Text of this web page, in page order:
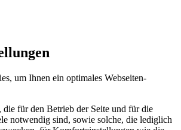
um Ihnen ein optimales Webseiten-
die für den Betrieb der Seite und für die
notwendig sind, sowie solche, die lediglich